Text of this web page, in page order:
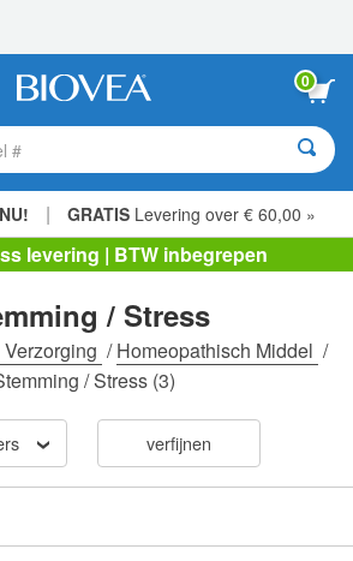
0
#
| GRATIS Levering over € 60,00 »
levering | BTW inbegrepen
/ Stress
/Homeopathisch Middel /
/ Stress (3)
verfijnen